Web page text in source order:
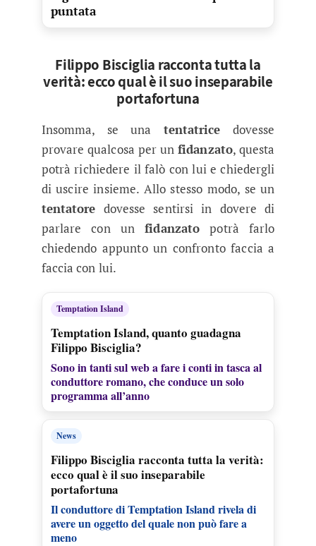
puntata
Filippo Bisciglia racconta tutta la
verità: ecco qual è il suo inseparabile
portafortuna
Insomma, se una tentatrice dovesse
provare qualcosa per un fidanzato, questa
potrà richiedere il falò con lui e chiedergli
di uscire insieme. Allo stesso modo, se un
tentatore dovesse sentirsi in dovere di
parlare con unfidanzato potrà farlo
chiedendo appunto un confronto faccia a
faccia con lui.
Temptation Island
Temptation Island, quanto guadagna
Filippo Bisciglia?
Sono in tanti sul web a fare i conti in tasca al
conduttore romano, che conduce un solo
programma all’anno
News
Filippo Bisciglia racconta tutta la verità:
ecco qual è il suo inseparabile
portafortuna
Il conduttore di Temptation Island rivela di
avere un oggetto del quale non può fare a
meno